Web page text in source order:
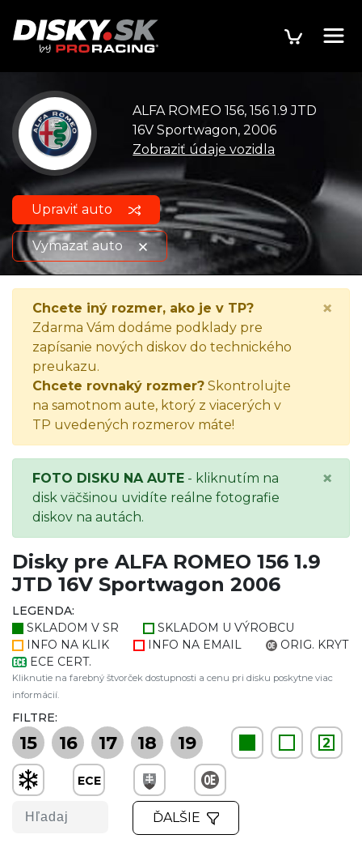
ALFA ROMEO 156, 156 1.9 JTD
16V Sportwagon, 2006
Zobraziť údaje vozidla
Upraviť auto
Vymazať auto
ALFA ROMEO 156, 156 1.9 JTD
16V Sportwagon, 2006
Zobraziť údaje
Chcete iný rozmer, ako je v TP?
Zdarma Vám dodáme podklady pre
zapísanie nových diskov do technického
preukazu.
Chcete rovnaký rozmer? Skontrolujte
na samotnom aute, ktorý z viacerých v
TP uvedených rozmerov máte!
×
FOTO DISKU NA AUTE - kliknutím na
disk väčšinou uvidíte reálne fotografie
diskov na autách.
×
Disky pre ALFA ROMEO 156 1.9
JTD 16V Sportwagon 2006
LEGENDA:
SKLADOM V SR
SKLADOM U VÝROBCU
INFO NA KLIK
INFO NA EMAIL
ORIG. KRYT
ECE CERT.
Kliknutie na farebný štvorček dostupnosti a cenu pri disku poskytne viac
informácií.
FILTRE:
15 16 17 18 19 2
ECE
ĎALŠIE